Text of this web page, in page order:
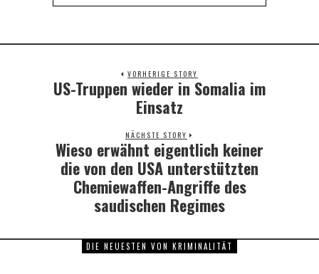
VORHERIGE STORY
Previous
post:
US-Truppen wieder in Somalia im
Einsatz
NÄCHSTE STORY
Next
post:
Wieso erwähnt eigentlich keiner
die von den USA unterstützten
Chemiewaffen-Angriffe des
saudischen Regimes
DIE NEUESTEN VON KRIMINALITÄT